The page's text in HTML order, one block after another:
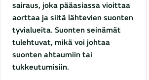
sairaus, joka pääasiassa vioittaa
aorttaa ja siitä lähtevien suonten
tyvialueita. Suonten seinämät
tulehtuvat, mikä voi johtaa
suonten ahtaumiin tai
tukkeutumisiin.